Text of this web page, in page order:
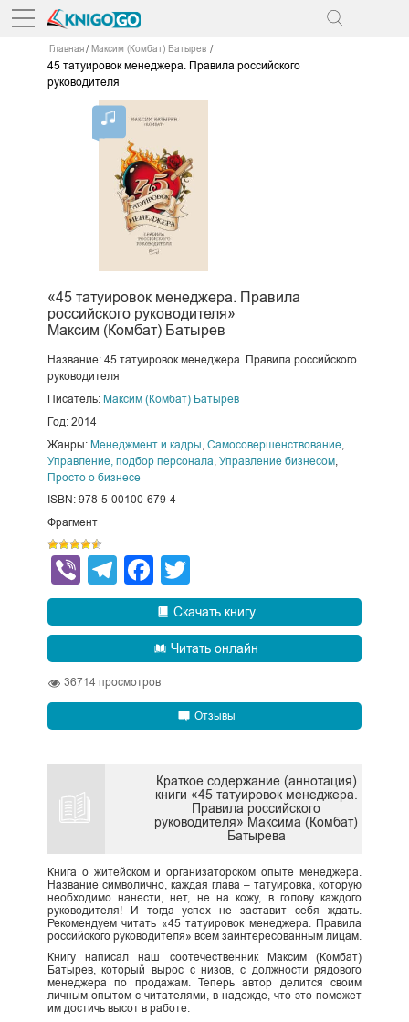
Главная Максим (Комбат) Батырев
45 татуировок менеджера. Правила российского
руководителя
«45 татуировок менеджера. Правила
российского руководителя»
Максим (Комбат) Батырев
Название: 45 татуировок менеджера. Правила российского
руководителя
Писатель: Максим (Комбат) Батырев
Год: 2014
Жанры: Менеджмент и кадры Самосовершенствование,
Управление, подбор персонала Управление бизнесом,
Просто о бизнесе
ISBN: 978-5-00100-679-4
Фрагмент
ViberTelegram
Facebook
Скачать книгу
Читать онлайн
36714 просмотров
Отзывы
Краткое содержание (аннотация)
книги «45 татуировок менеджера.
Правила российского
руководителя» Максима (Комбат)
Батырева
Книга о житейском и организаторском опыте менеджера.
Название символично, каждая глава – татуировка, которую
необходимо нанести, нет, не на кожу, в голову каждого
руководителя! И тогда успех не заставит себя ждать.
Рекомендуем читать «45 татуировок менеджера. Правила
российского руководителя» всем заинтересованным лицам.
Книгу написал наш соотечественник Максим (Комбат)
Батырев, который вырос с низов, с должности рядового
менеджера по продажам. Теперь автор делится своим
личным опытом с читателями, в надежде, что это поможет
им достичь высот в работе.